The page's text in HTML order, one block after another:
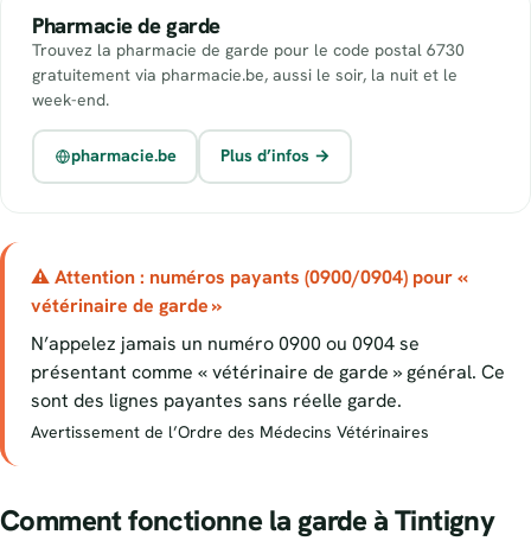
Pharmacie de garde
Trouvez la pharmacie de garde pour le code postal 6730
gratuitement via pharmacie.be, aussi le soir, la nuit et le
week-end.
pharmacie.be Plus d’infos →
⚠ Attention : numéros payants (0900/0904) pour «
vétérinaire de garde »
N’appelez jamais un numéro 0900 ou 0904 se
présentant comme « vétérinaire de garde » général. Ce
sont des lignes payantes sans réelle garde.
Avertissement de l’Ordre des Médecins Vétérinaires
Comment fonctionne la garde à Tintigny